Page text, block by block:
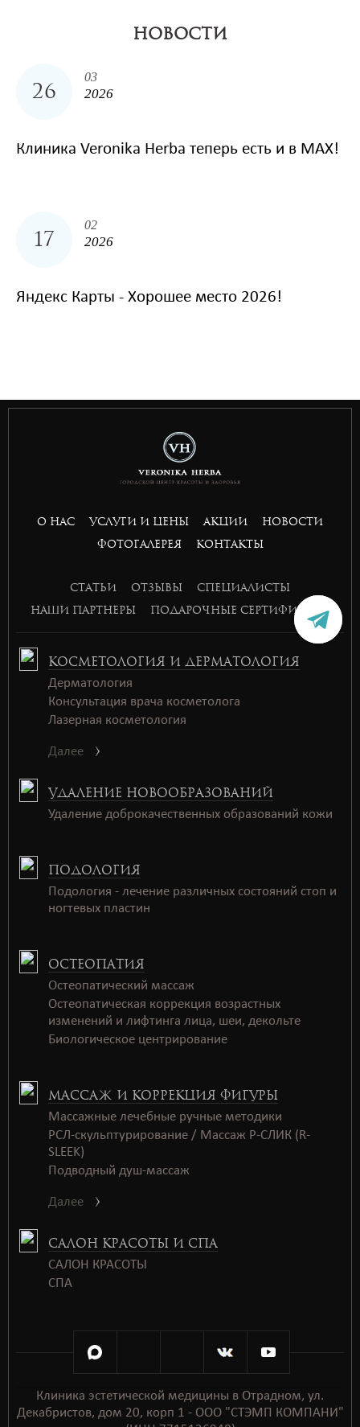
НОВОСТИ
26
03
2026
Клиника Veronika Herba теперь есть и в MAX!
17
02
2026
Яндекс Карты - Хорошее место 2026!
basket168
О НАС УСЛУГИ И ЦЕНЫ АКЦИИ
НОВОСТИ
ФОТОГАЛЕРЕЯ
КОНТАКТЫ
СТАТЬИ ОТЗЫВЫ
СПЕЦИАЛИСТЫ
НАШИ ПАРТНЕРЫ
ПОДАРОЧНЫЕ СЕРТИФИКАТЫ
КОСМЕТОЛОГИЯ И ДЕРМАТОЛОГИЯ
Дерматология
Консультация врача косметолога
Лазерная косметология
Далее
САЛОН КРАСОТЫ И СПА
САЛОН КРАСОТЫ
СПАㅤㅤ
УДАЛЕНИЕ НОВООБРАЗОВАНИЙ
Удаление доброкачественных образований кожи
ПОДОЛОГИЯ
Подология - лечение различных состояний стоп и
ногтевых пластин
ОСТЕОПАТИЯ
Остеопатический массаж
Остеопатическая коррекция возрастных
изменений и лифтинга лица, шеи, декольте
Биологическое центрирование
МАССАЖ И КОРРЕКЦИЯ ФИГУРЫ
Массажные лечебные ручные методики
РСЛ-скульптурирование / Массаж Р-СЛИК (R-
SLEEK)
Подводный душ-массаж
Далее
Клиника эстетической медицины в Отрадном, ул.
Декабристов, дом 20, корп 1 - ООО "СТЭМП КОМПАНИ"